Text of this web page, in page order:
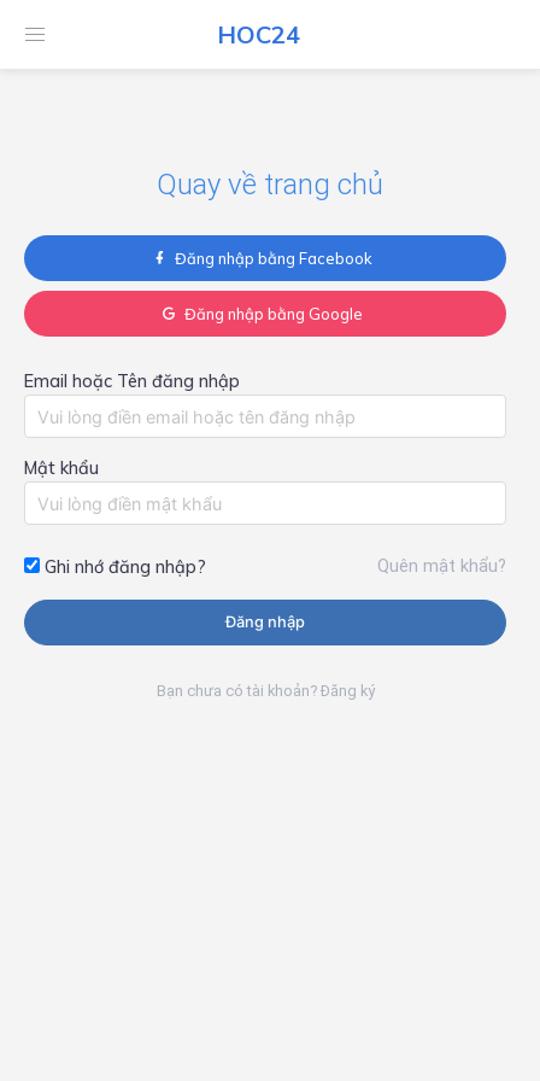
HOC24
HOC24
Quay về trang chủ
Đăng nhập bằng Facebook
Đăng nhập bằng Google
Email hoặc Tên đăng nhập
Mật khẩu
Ghi nhớ đăng nhập? Quên mật khẩu?
Đăng nhập
Bạn chưa có tài khoản? Đăng ký